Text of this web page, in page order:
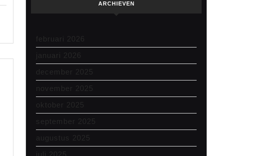
ARCHIEVEN
februari 2026
januari 2026
december 2025
november 2025
oktober 2025
september 2025
augustus 2025
juli 2025